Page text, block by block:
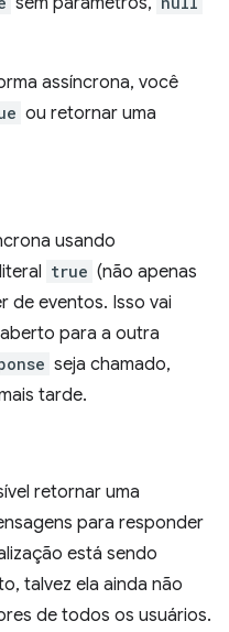
assíncrona, você
ou retornar uma
usando
true (não apenas
de eventos. Isso vai
para a outra
seja chamado,
tarde.
retornar uma
para responder
está sendo
talvez ela ainda não
de todos os usuários.